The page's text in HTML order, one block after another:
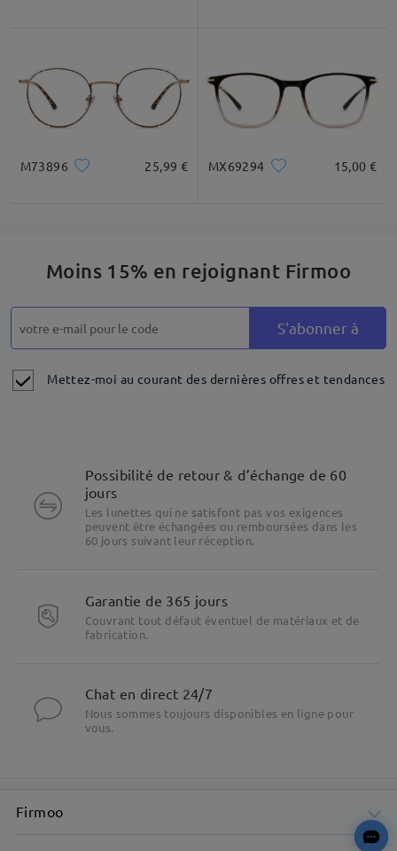
M73896 25,99 € MX69294 15,00 €
Moins 15% en rejoignant Firmoo
S'abonner à
Mettez-moi au courant des dernières offres et tendances
Possibilité de retour & d’échange de 60
jours
Les lunettes qui ne satisfont pas vos exigences
peuvent être échangées ou remboursées dans les
60 jours suivant leur réception.
Garantie de 365 jours
Couvrant tout défaut éventuel de matériaux et de
fabrication.
Chat en direct 24/7
Nous sommes toujours disponibles en ligne pour
vous.
Firmoo